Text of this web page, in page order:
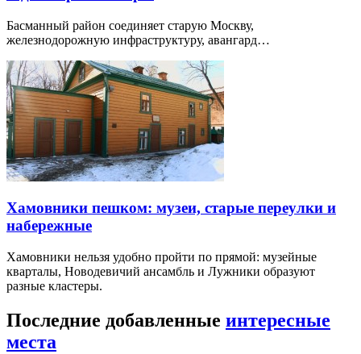
Басманный район соединяет старую Москву,
железнодорожную инфраструктуру, авангард…
Хамовники пешком: музеи, старые переулки и
набережные
Хамовники нельзя удобно пройти по прямой: музейные
кварталы, Новодевичий ансамбль и Лужники образуют
разные кластеры.
Последние добавленные интересные
места